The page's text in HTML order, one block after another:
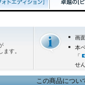
ます。
画
本
「
せ
この商品につい